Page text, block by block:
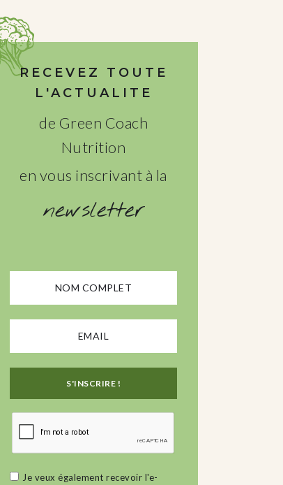
RECEVEZ TOUTE
L'ACTUALITE
de Green Coach
Nutrition
en vous inscrivant à la
newsletter
Je veux également recevoir l'e-